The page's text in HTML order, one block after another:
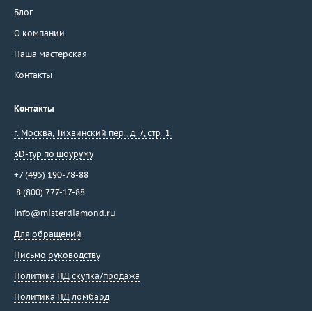
Блог
О компании
Наша мастерская
Контакты
Контакты
г. Москва Тихвинский пер., д. 7, стр. 1.
3D-тур по шоуруму
+7 (495) 190-78-88
8 (800) 777-17-88
info@misterdiamond.ru
Для обращений
Письмо руководству
Политика ПД скупка/продажа
Политика ПД ломбард